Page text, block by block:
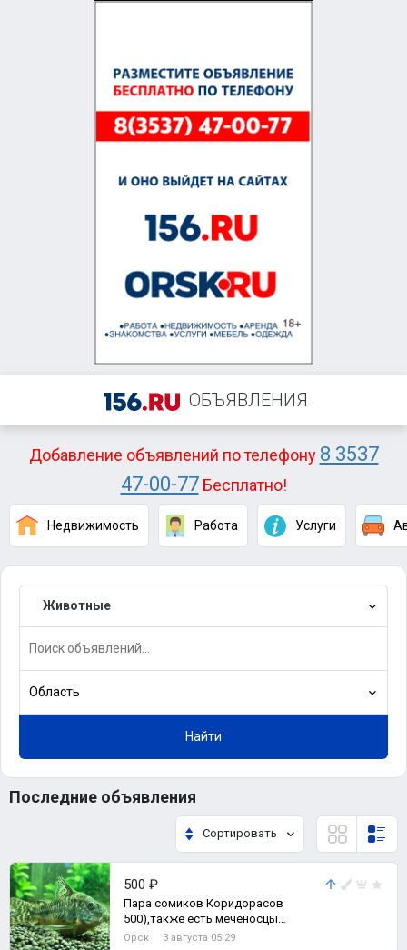
ОБЪЯВЛЕНИЯ
Добавление объявлений по телефону 8 3537
47-00-77Бесплатно!
Недвижимость Работа Услуги
Животные
Область
Найти
Последние объявления
Сортировать
500 ₽
Пара сомиков Коридорасов
500),также есть меченосцы
вильчатые пара все готовы к
Орск 3 августа 05:29